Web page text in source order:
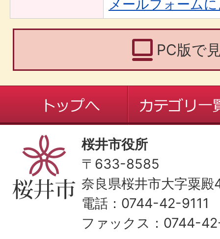
メールフォーム
PC版で
桜井市役所
〒633-8585
奈良県桜井市大字粟
電話：0744-42-9111
ファックス：0744-